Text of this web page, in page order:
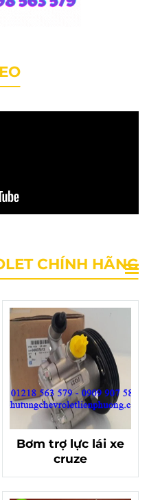
CHÍNH HÃNG
Bơm trợ lực lái xe
cruze